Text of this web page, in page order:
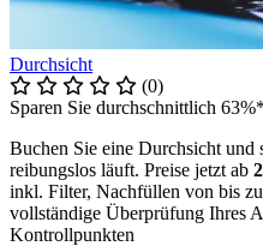
Durchsicht
(0)
Sparen Sie durchschnittlich 63%*
Buchen Sie eine Durchsicht und
reibungslos läuft. Preise jetzt ab
inkl. Filter, Nachfüllen von bis
vollständige Überprüfung Ihres
Kontrollpunkten